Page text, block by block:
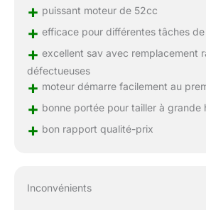
+ puissant moteur de 52cc
+ efficace pour différentes tâches
+ excellent sav avec remplacement
défectueuses
+ moteur démarre facilement au
+ bonne portée pour tailler à grande
+ bon rapport qualité-prix
Inconvénients